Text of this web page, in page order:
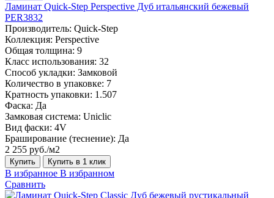
Ламинат Quick-Step Perspective Дуб итальянский бежевый
PER3832
Производитель: Quick-Step
Коллекция: Perspective
Общая толщина: 9
Класс использования: 32
Способ укладки: Замковой
Количество в упаковке: 7
Кратность упаковки: 1.507
Фаска: Да
Замковая система: Uniclic
Вид фаски: 4V
Браширование (теснение): Да
2 255 руб./м2
Купить Купить в 1 клик
В избранное В избранном
Сравнить